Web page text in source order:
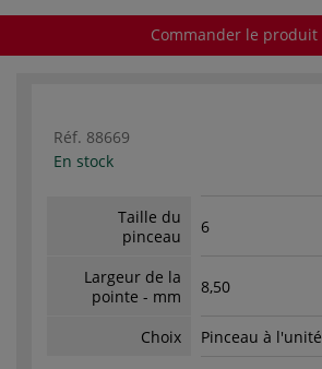
Commander le produit
Réf. 88669
En stock
Taille du
pinceau
6
Largeur de la
pointe - mm
8,50
Choix Pinceau à l'unité